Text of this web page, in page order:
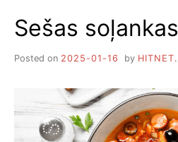
Sešas
Posted on 2025-01-16 by